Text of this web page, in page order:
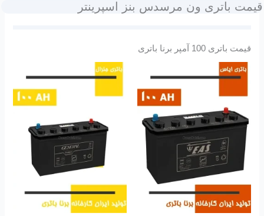
قیمت باتری ون مرسدس بنز اسپرینتر
قیمت باتری 100 آمپر برنا باتری